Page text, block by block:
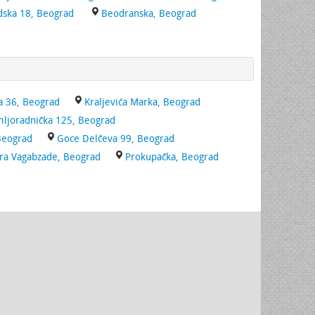
18, Beograd
Beodranska, Beograd
36, Beograd
Kraljevića Marka, Beograd
125, Beograd
Goce Delčeva 99, Beograd
Vagabzade, Beograd
Prokupačka, Beograd